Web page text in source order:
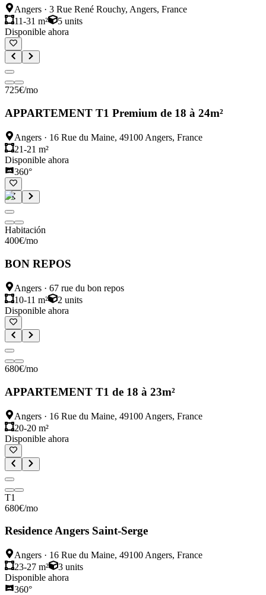
Angers · 3 Rue René Rouchy, Angers, France
11-31 m²
5 units
Disponible ahora
725€/mo
APPARTEMENT T1 Premium de 18 à 24m²
Angers · 16 Rue du Maine, 49100 Angers, France
21-21 m²
Disponible ahora
360°
Habitación
400€/mo
BON REPOS
Angers · 67 rue du bon repos
10-11 m²
2 units
Disponible ahora
680€/mo
APPARTEMENT T1 de 18 à 23m²
Angers · 16 Rue du Maine, 49100 Angers, France
20-20 m²
Disponible ahora
T1
680€/mo
Residence Angers Saint-Serge
Angers · 16 Rue du Maine, 49100 Angers, France
23-27 m²
3 units
Disponible ahora
360°